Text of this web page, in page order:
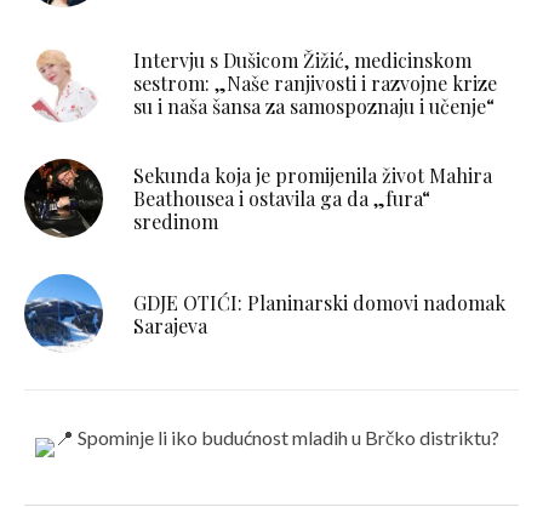
Intervju s Dušicom Žižić, medicinskom
sestrom: „Naše ranjivosti i razvojne krize
su i naša šansa za samospoznaju i učenje“
Sekunda koja je promijenila život Mahira
Beathousea i ostavila ga da „fura“
sredinom
GDJE OTIĆI: Planinarski domovi nadomak
Sarajeva